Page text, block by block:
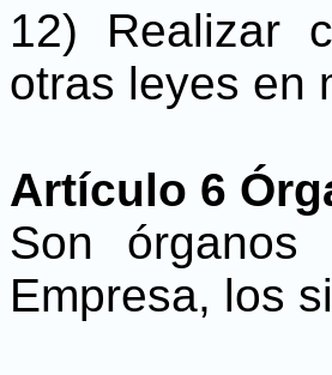
12) Realizar
otras leyes en
Artículo 6
Son
Empresa, los